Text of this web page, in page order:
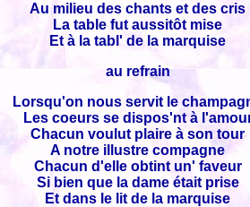
Au milieu des chants et des cris
La table fut aussitôt mise
Et à la tabl' de la marquise
au refrain
Lorsqu'on nous servit le
Les coeurs se dispos'nt à
Chacun voulut plaire à son tour
A notre illustre compagne
Chacun d'elle obtint un' faveur
Si bien que la dame était prise
Et dans le lit de la marquise